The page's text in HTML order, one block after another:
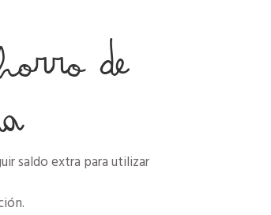
de
saldo extra para utilizar